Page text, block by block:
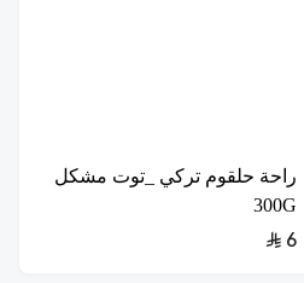
راحة حلقوم تركي _توت مشكل
300G
6